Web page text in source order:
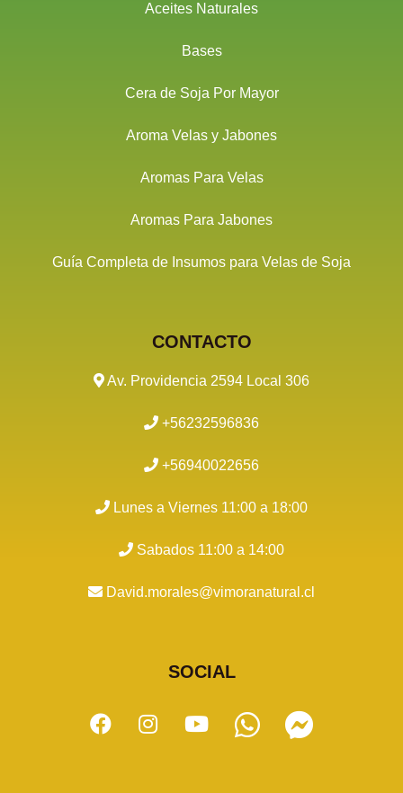
Aceites Naturales
Bases
Cera de Soja Por Mayor
Aroma Velas y Jabones
Aromas Para Velas
Aromas Para Jabones
Guía Completa de Insumos para Velas de Soja
CONTACTO
Av. Providencia 2594 Local 306
+56232596836
+56940022656
Lunes a Viernes 11:00 a 18:00
Sabados 11:00 a 14:00
David.morales@vimoranatural.cl
SOCIAL